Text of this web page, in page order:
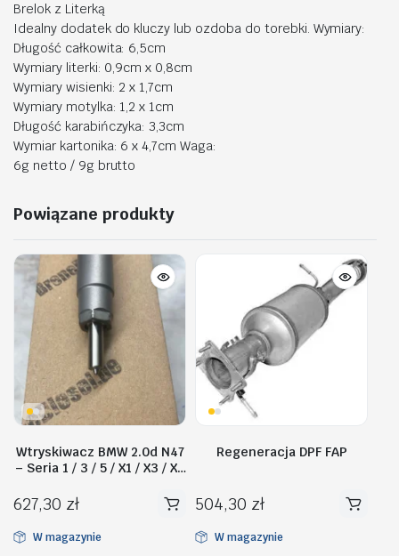
Brelok z Literką
Idealny dodatek do kluczy lub ozdoba do torebki. Wymiary:
Długość całkowita: 6,5cm
Wymiary literki: 0,9cm x 0,8cm
Wymiary wisienki: 2 x 1,7cm
Wymiary motylka: 1,2 x 1cm
Długość karabińczyka: 3,3cm
Wymiar kartonika: 6 x 4,7cm Waga:
6g netto / 9g brutto
Powiązane produkty
Wtryskiwacz BMW 2.0d N47
– Seria 1 / 3 / 5 / X1 / X3 / X5
627,30 zł
W magazynie
Regeneracja DPF FAP
504,30 zł
W magazynie